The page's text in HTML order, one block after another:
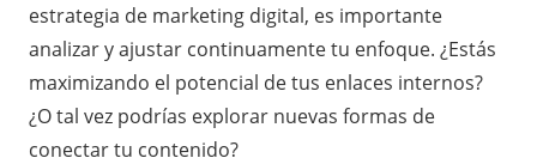
estrategia de marketing digital, es importante
analizar y ajustar continuamente tu enfoque. ¿Estás
maximizando el potencial de tus enlaces internos?
¿O tal vez podrías explorar nuevas formas de
conectar tu contenido?